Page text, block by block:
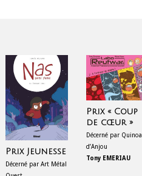
Prix Jeunesse
Décerné par Art Métal
Prix « Coup
de cœur »
Décerné par Quinoa
d’Anjou
Tony EMERIAU